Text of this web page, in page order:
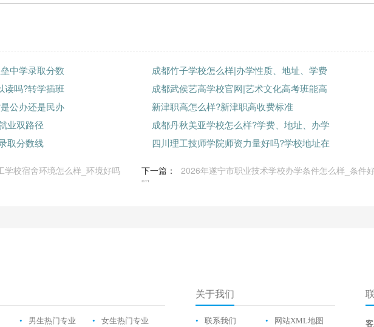
中学录取分数
成都竹子学校怎么样|办学性质、地址、学费
读吗?转学插班
成都武侯艺高学校官网|艺术文化高考班能高
公办还是民办
新津职高怎么样?新津职高收费标准
业双路径
成都丹秋美亚学校怎么样?学费、地址、办学
取分数线
四川理工技师学院师资力量好吗?学校地址在
学校宿舍环境怎么样_环境好吗 下一篇：
2026年遂宁市职业技术学校办学条件怎么样_条件
吗
• 男生热门专业 • 女生热门专业
关于我们
• 联系我们 • 网站XML地图